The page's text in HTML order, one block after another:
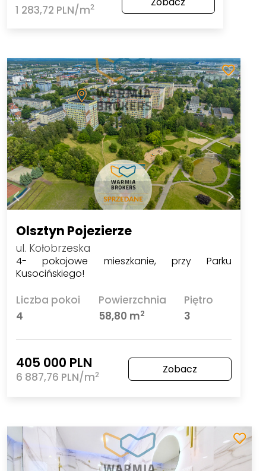
1 283,72 PLN/m2
Olsztyn Pojezierze
ul. Kołobrzeska
4- pokojowe mieszkanie, przy Parku
Kusocińskiego!
Liczba pokoi
4
Powierzchnia
58,80 m2
Piętro
3
405 000 PLN
6 887,76 PLN/m2 Zobacz